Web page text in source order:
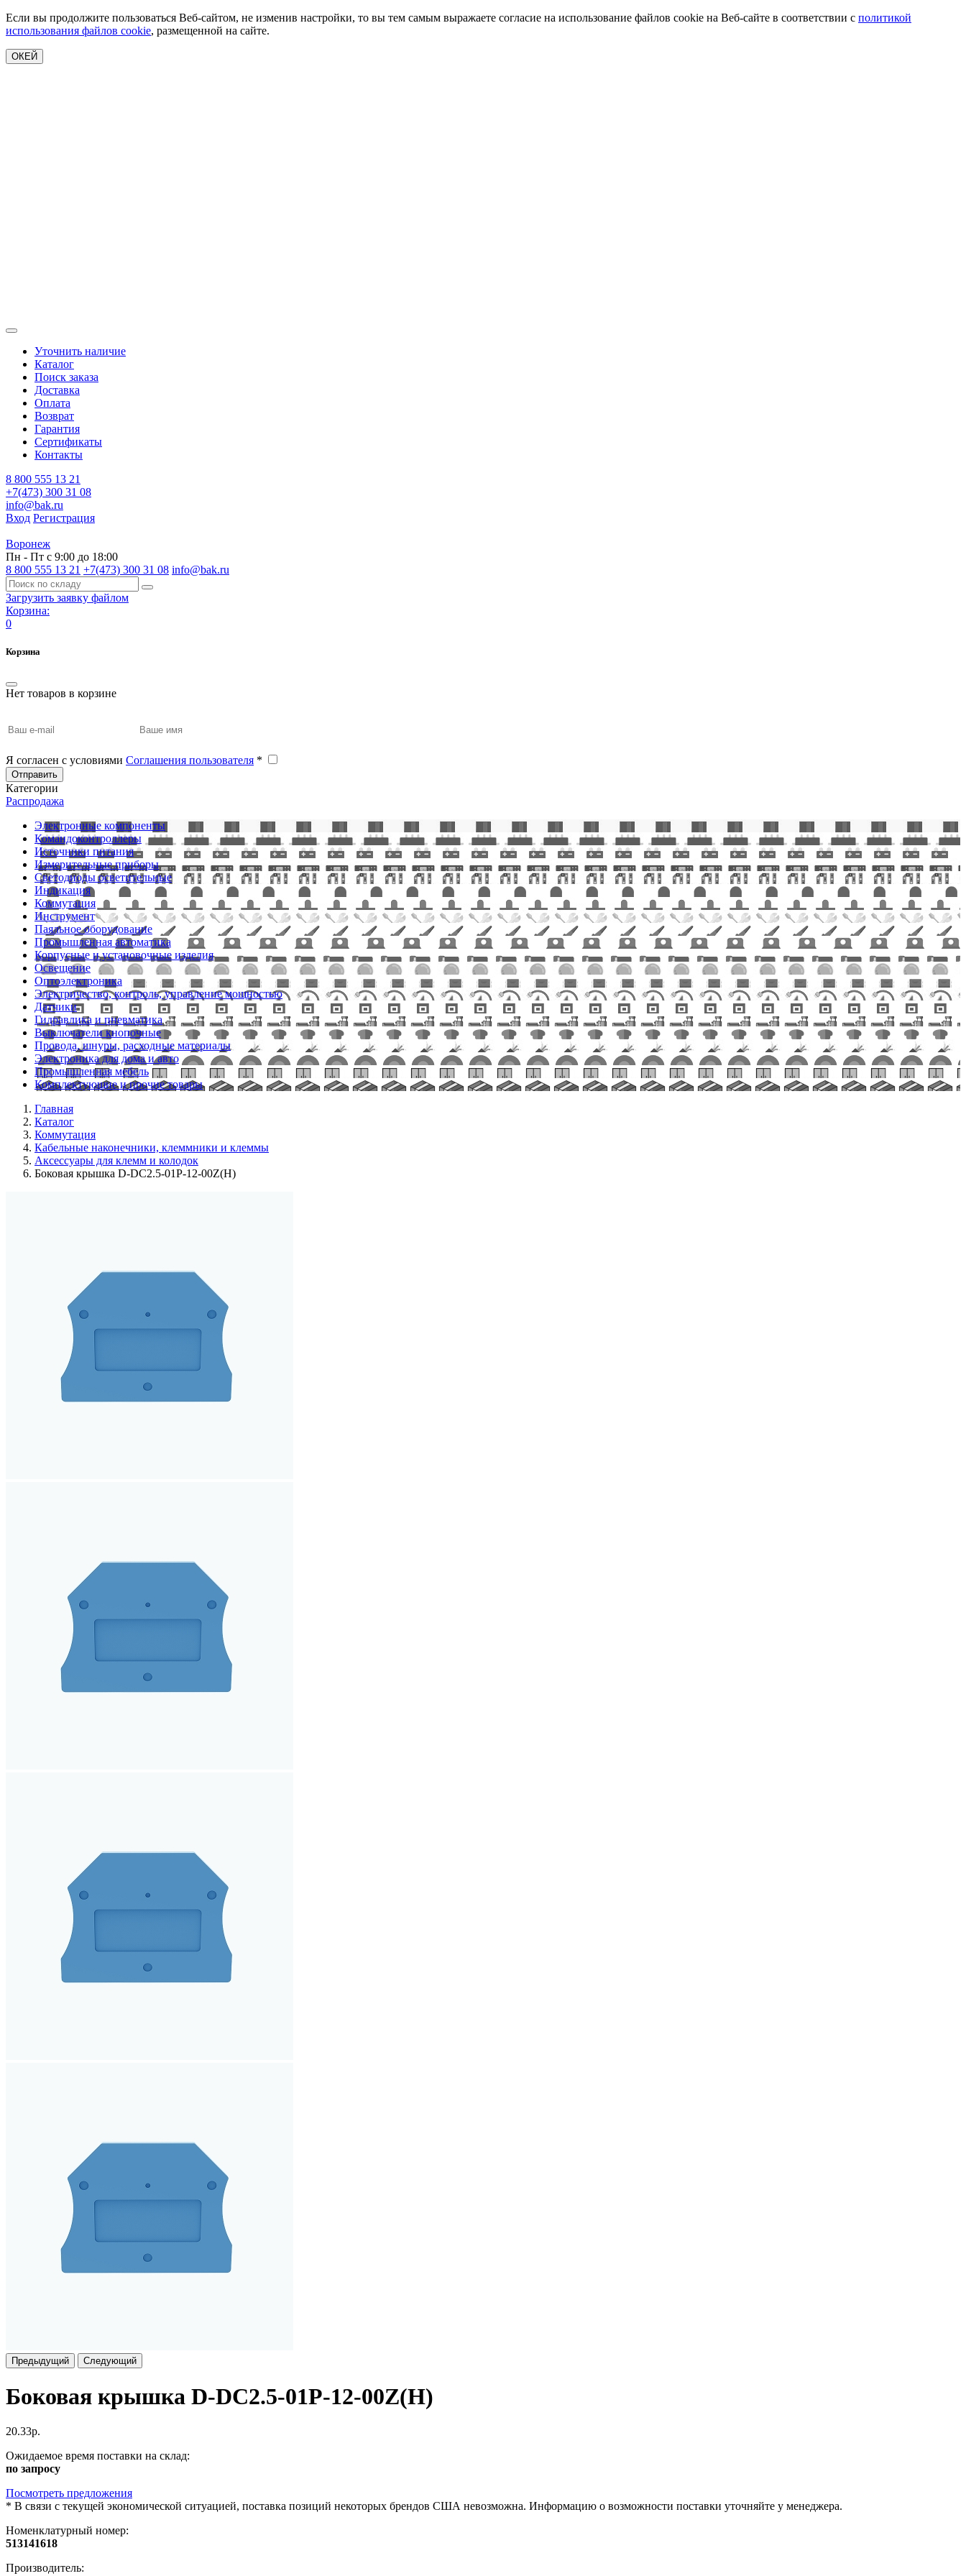
Если вы продолжите пользоваться Веб-сайтом, не изменив настройки, то вы тем самым выражаете согласие на использование файлов cookie на Веб-сайте в соответствии с политикой
использования файлов cookie, размещенной на сайте.
ОКЕЙ
Уточнить наличие
Каталог
Поиск заказа
Доставка
Оплата
Возврат
Гарантия
Сертификаты
Контакты
8 800 555 13 21
+7(473) 300 31 08
info@bak.ru
Вход Регистрация
Воронеж
Пн - Пт с 9:00 до 18:00
8 800 555 13 21 +7(473) 300 31 08 info@bak.ru
Загрузить заявку файлом
Корзина:
0
Корзина
Нет товаров в корзине
Я согласен с условиями Соглашения пользователя *
Отправить
Категории
Распродажа
Электронные компоненты
Командоконтроллеры
Источники питания
Измерительные приборы
Светодиоды осветительные
Индикация
Коммутация
Инструмент
Паяльное оборудование
Промышленная автоматика
Корпусные и установочные изделия
Освещение
Оптоэлектроника
Электричество, контроль, управление мощностью
Датчики
Гидравлика и пневматика
Выключатели кнопочные
Провода, шнуры, расходные материалы
Электроника для дома и авто
Промышленная мебель
Комплектующие и прочие товары
Главная
Каталог
Коммутация
Кабельные наконечники, клеммники и клеммы
Аксессуары для клемм и колодок
Боковая крышка D-DC2.5-01P-12-00Z(H)
Предыдущий Следующий
Боковая крышка D-DC2.5-01P-12-00Z(H)
20.33р.
Ожидаемое время поставки на склад:
по запросу
Посмотреть предложения
* В связи с текущей экономической ситуацией, поставка позиций некоторых брендов США невозможна. Информацию о возможности поставки уточняйте у менеджера.
Номенклатурный номер:
513141618
Производитель: